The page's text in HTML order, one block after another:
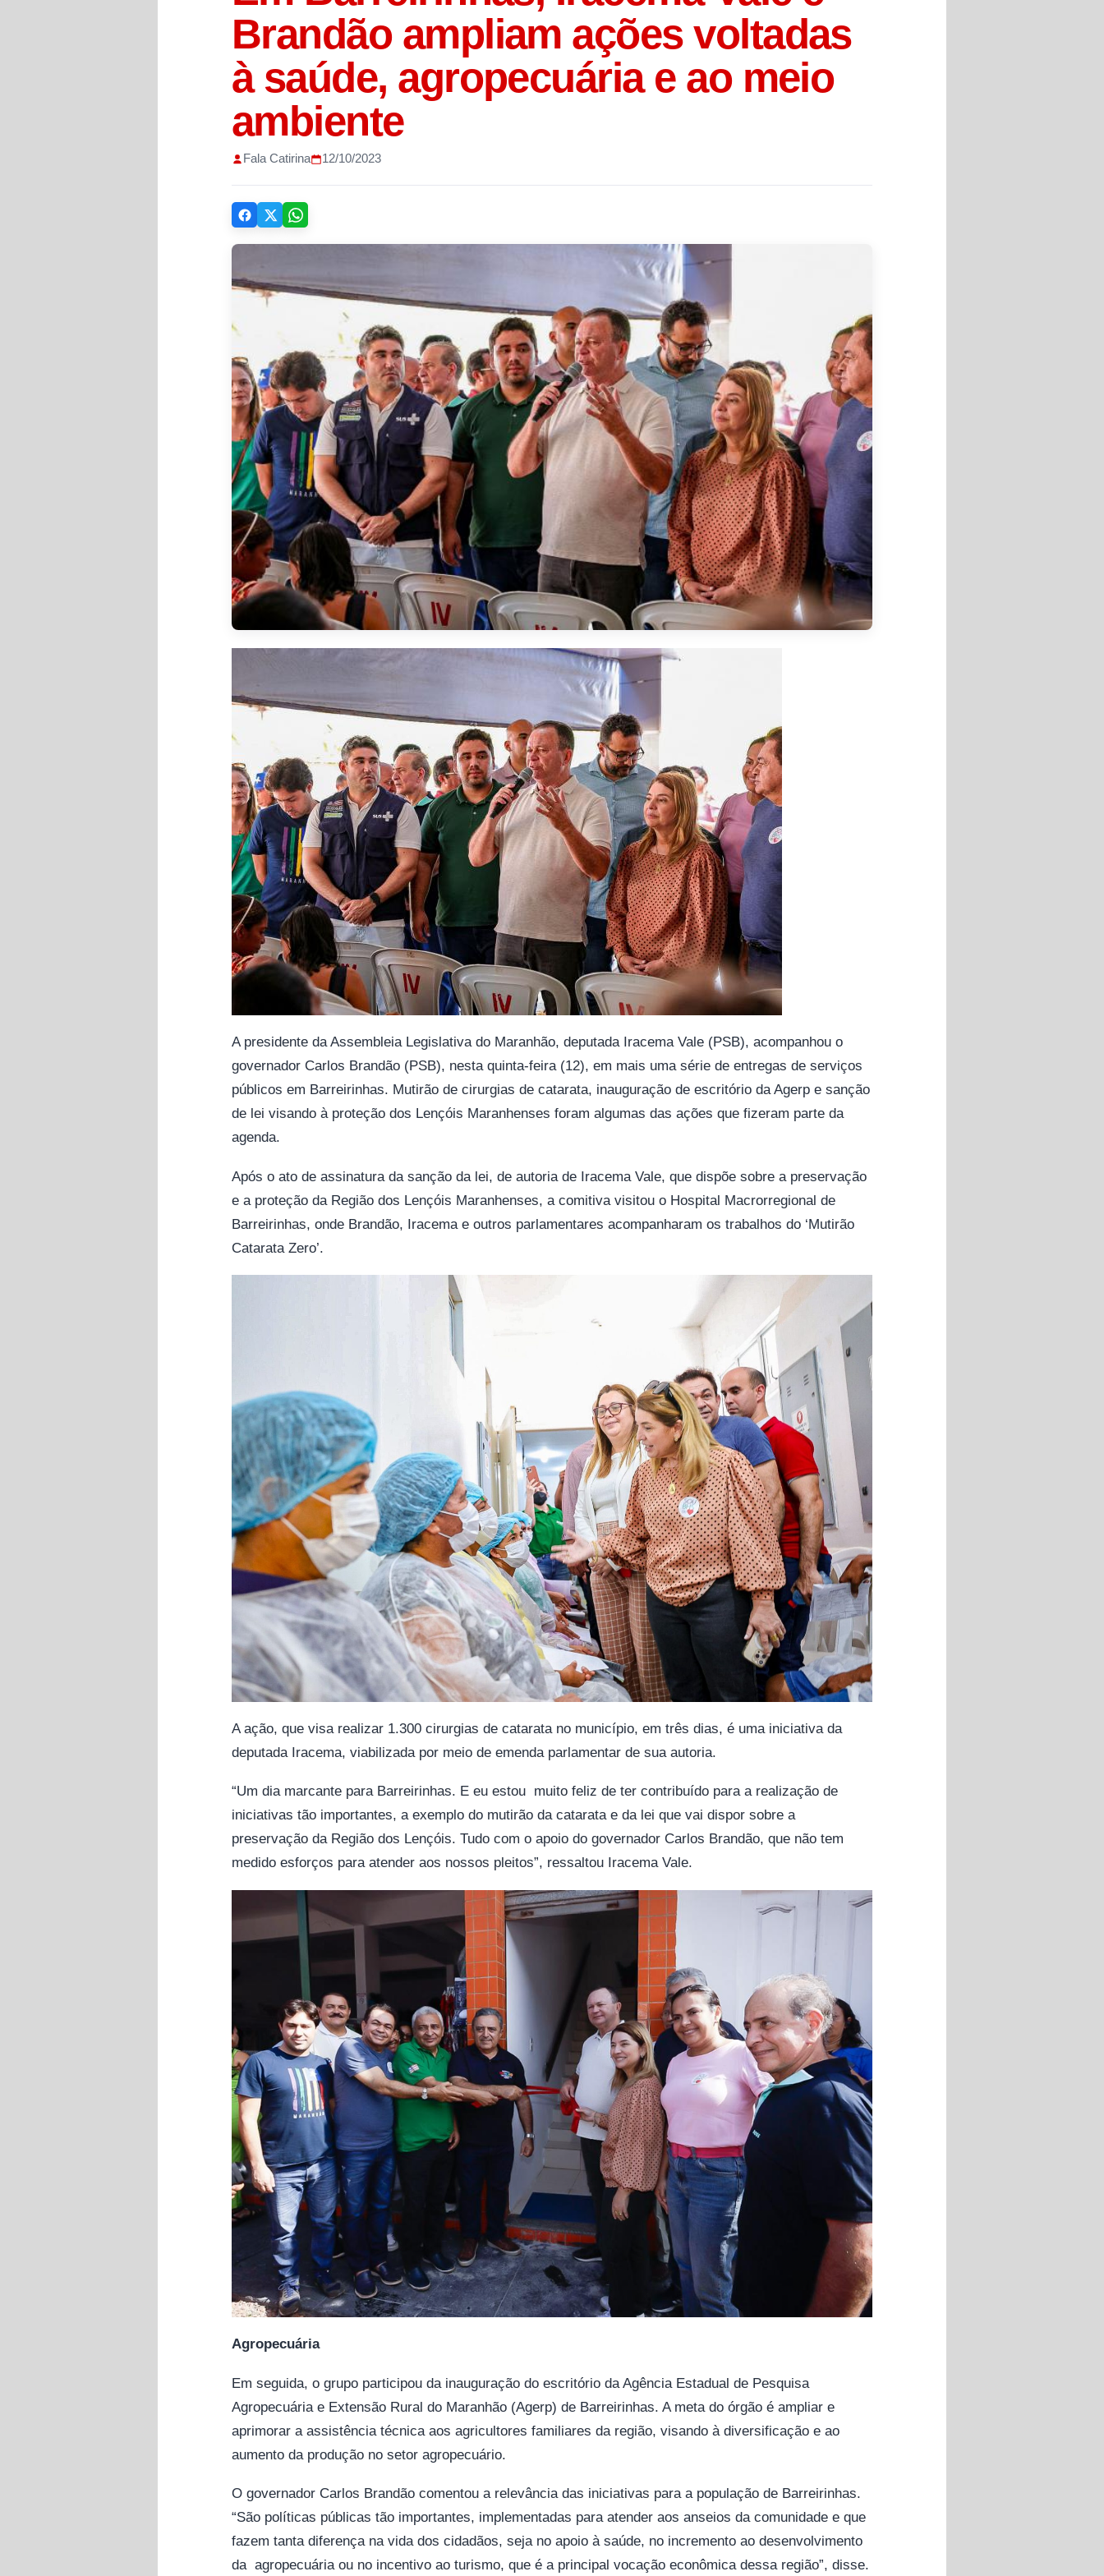
Brandão ampliam ações voltadas
à saúde, agropecuária e ao meio
ambiente
Fala Catirina 12/10/2023
A presidente da Assembleia Legislativa do Maranhão, deputada Iracema Vale (PSB), acompanhou o
governador Carlos Brandão (PSB), nesta quinta-feira (12), em mais uma série de entregas de serviços
públicos em Barreirinhas. Mutirão de cirurgias de catarata, inauguração de escritório da Agerp e sanção
de lei visando à proteção dos Lençóis Maranhenses foram algumas das ações que fizeram parte da
agenda.
Após o ato de assinatura da sanção da lei, de autoria de Iracema Vale, que dispõe sobre a preservação
e a proteção da Região dos Lençóis Maranhenses, a comitiva visitou o Hospital Macrorregional de
Barreirinhas, onde Brandão, Iracema e outros parlamentares acompanharam os trabalhos do ‘Mutirão
Catarata Zero’.
A ação, que visa realizar 1.300 cirurgias de catarata no município, em três dias, é uma iniciativa da
deputada Iracema, viabilizada por meio de emenda parlamentar de sua autoria.
“Um dia marcante para Barreirinhas. E eu estou muito feliz de ter contribuído para a realização de
iniciativas tão importantes, a exemplo do mutirão da catarata e da lei que vai dispor sobre a
preservação da Região dos Lençóis. Tudo com o apoio do governador Carlos Brandão, que não tem
medido esforços para atender aos nossos pleitos”, ressaltou Iracema Vale.
Agropecuária
Em seguida, o grupo participou da inauguração do escritório da Agência Estadual de Pesquisa
Agropecuária e Extensão Rural do Maranhão (Agerp) de Barreirinhas. A meta do órgão é ampliar e
aprimorar a assistência técnica aos agricultores familiares da região, visando à diversificação e ao
aumento da produção no setor agropecuário.
O governador Carlos Brandão comentou a relevância das iniciativas para a população de Barreirinhas.
“São políticas públicas tão importantes, implementadas para atender aos anseios da comunidade e que
fazem tanta diferença na vida dos cidadãos, seja no apoio à saúde, no incremento ao desenvolvimento
da agropecuária ou no incentivo ao turismo, que é a principal vocação econômica dessa região”, disse.